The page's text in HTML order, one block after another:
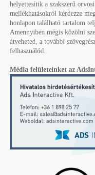
helyettesítik a szakszerű
mellékhatásokról kérdezze
honlapon található tartalom
Amennyiben mégis közölni
átveheted, a további
felhasználód.
Média felületeinket az